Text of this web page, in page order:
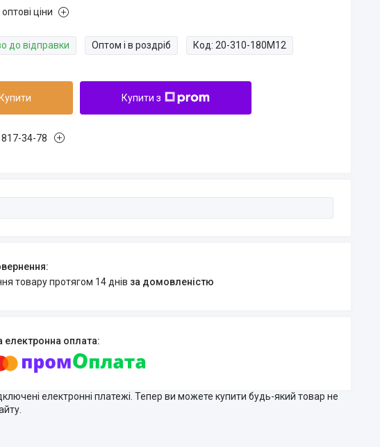
ціни
до відправки Оптом і в роздріб Код: 20-310-180M12
Купити Купити з
34-78
товару протягом 14 днів за домовленістю
електронні платежі. Тепер ви можете купити будь-який товар не